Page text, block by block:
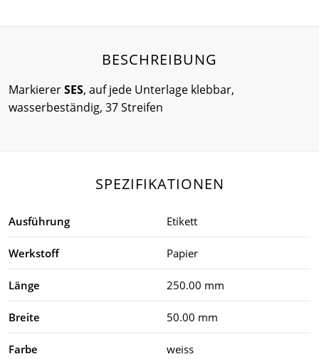
BESCHREIBUNG
MarkiererSES, auf jede Unterlage klebbar,
wasserbeständig, 37 Streifen
SPEZIFIKATIONEN
Ausführung Etikett
Werkstoff Papier
Länge 250.00 mm
Breite 50.00 mm
Farbe weiss